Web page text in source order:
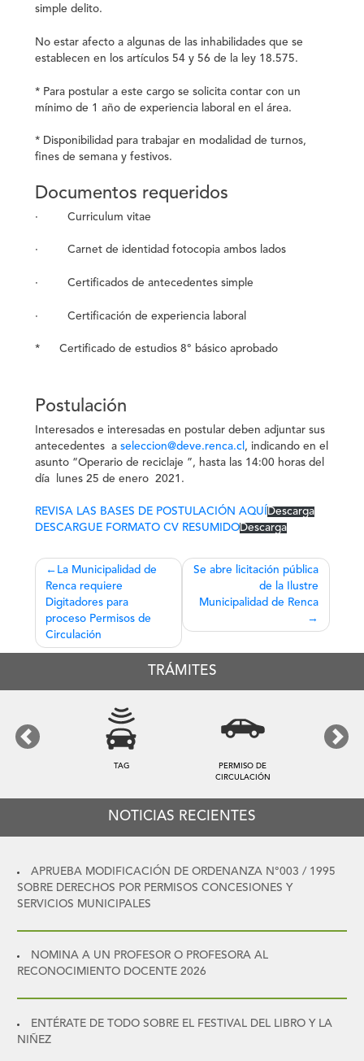
simple delito.
No estar afecto a algunas de las inhabilidades que se
establecen en los artículos 54 y 56 de la ley 18.575.
* Para postular a este cargo se solicita contar con un
mínimo de 1 año de experiencia laboral en el área.
* Disponibilidad para trabajar en modalidad de turnos,
fines de semana y festivos.
Documentos requeridos
· Curriculum vitae
· Carnet de identidad fotocopia ambos lados
· Certificados de antecedentes simple
· Certificación de experiencia laboral
* Certificado de estudios 8° básico aprobado
Postulación
Interesados e interesadas en postular deben adjuntar sus
antecedentes a seleccion@deve.renca.cl , indicando en el
asunto “Operario de reciclaje ”, hasta las 14:00 horas del
día lunes 25 de enero 2021.
REVISA LAS BASES DE POSTULACIÓN AQUÍ Descarga
DESCARGUE FORMATO CV RESUMIDODescarga
Navegación
de
entradas
La Municipalidad de
Renca requiere
Digitadores para
proceso Permisos de
Circulación
Se abre licitación pública
de la Ilustre
Municipalidad de Renca
TRÁMITES
TAG
PERMISO DE
CIRCULACIÓN
Previous Next
NOTICIAS RECIENTES
APRUEBA MODIFICACIÓN DE ORDENANZA N°003 / 1995
SOBRE DERECHOS POR PERMISOS CONCESIONES Y
SERVICIOS MUNICIPALES
NOMINA A UN PROFESOR O PROFESORA AL
RECONOCIMIENTO DOCENTE 2026
ENTÉRATE DE TODO SOBRE EL FESTIVAL DEL LIBRO Y LA
NIÑEZ